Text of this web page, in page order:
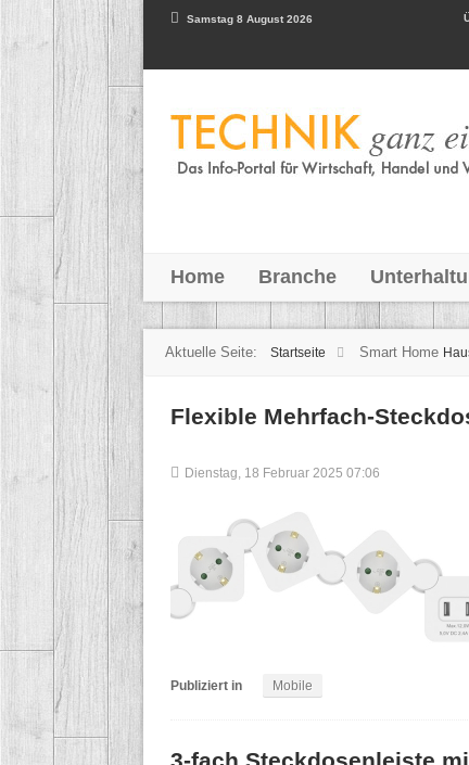
Samstag 8 August 2026
Home Branche
Aktuelle Seite: Startseite Smart Home
Flexible Mehrfach-
Dienstag, 18 Februar 2025 07:06
Publiziert in Mobile